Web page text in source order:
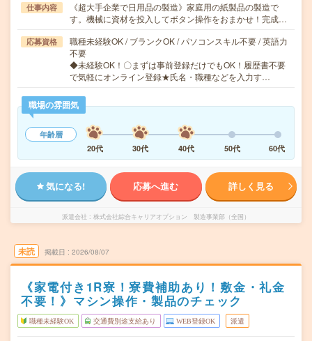
仕事内容
《超大手企業で日用品の製造》家庭用の紙製品の製造で
す。機械に資材を投入してボタン操作をおまかせ！完成…
応募資格
職種未経験OK / ブランクOK / パソコンスキル不要 / 英語力
不要
◆未経験OK！〇まずは事前登録だけでもOK！履歴書不要
で気軽にオンライン登録★氏名・職種などを入力す…
職場の雰囲気
年齢層
20代
30代 40代 50代 60代
気になる! 応募へ進む 詳しく見る
派遣会社 株式会社綜合キャリアオプション 製造事業部（全国）
未読 掲載日 2026/08/07
《家電付き1R寮！寮費補助あり！敷金・礼金
不要！》マシン操作・製品のチェック
職種未経験OK 交通費別途支給あり WEB登録OK 派遣